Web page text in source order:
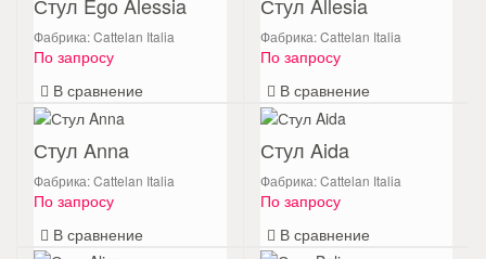
Стул Ego Alessia
Фабрика: Cattelan Italia
По запросу
В сравнение
Стул Allesia
Фабрика: Cattelan Italia
По запросу
В сравнение
Стул Anna
Фабрика: Cattelan Italia
По запросу
В сравнение
Стул Aida
Фабрика: Cattelan Italia
По запросу
В сравнение